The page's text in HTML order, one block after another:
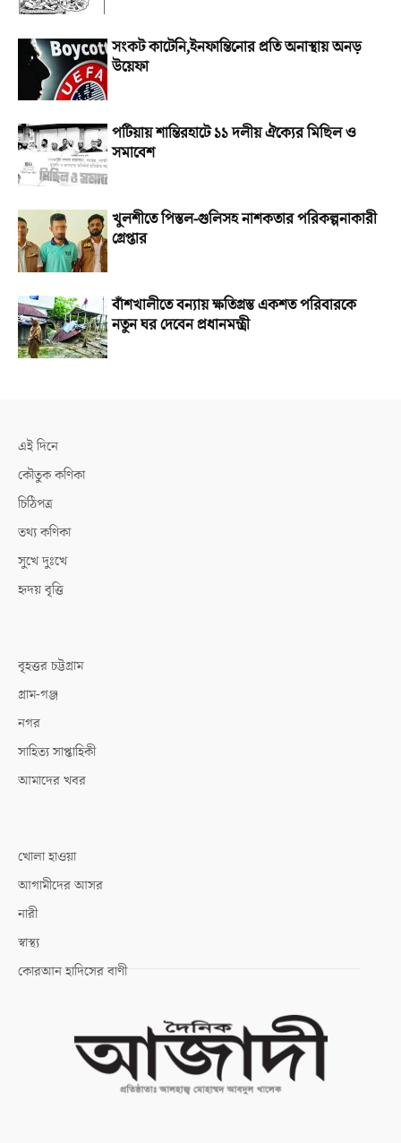
সংকট কাটেনি,ইনফান্তিনোর প্রতি অনাস্থায় অনড়
উয়েফা
পটিয়ায় শান্তিরহাটে ১১ দলীয় ঐক্যের মিছিল ও
সমাবেশ
খুলশীতে পিস্তল-গুলিসহ নাশকতার পরিকল্পনাকারী
গ্রেপ্তার
বাঁশখালীতে বন্যায় ক্ষতিগ্রস্ত একশত পরিবারকে
নতুন ঘর দেবেন প্রধানমন্ত্রী
এই দিনে
কৌতুক কণিকা
চিঠিপত্র
তথ্য কণিকা
সুখে দুঃখে
হৃদয় বৃত্তি
বৃহত্তর চট্টগ্রাম
গ্রাম-গঞ্জ
নগর
সাহিত্য সাপ্তাহিকী
আমাদের খবর
খোলা হাওয়া
আগামীদের আসর
নারী
স্বাস্থ্য
কোরআন হাদিসের বাণী